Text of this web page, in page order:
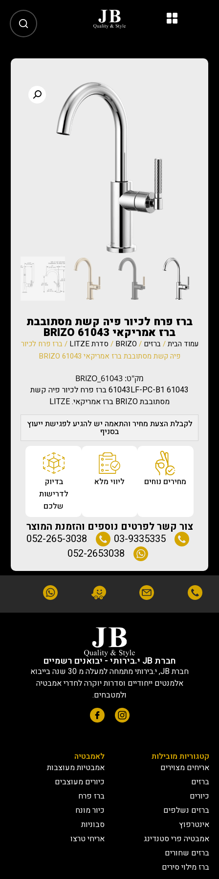
ברז פרח לכיור פיה קשת מסתובבת
ברז אמריקאי BRIZO 61043
עמוד הבית/ברזים /
BRIZO
/ סדרת LITZE
/ ברז פרח לכיור
פיה קשת מסתובבת ברז אמריקאי BRIZO 61043
מק"ט: BRIZO_61043
61043LF-PC-B1 61043 ברז פרח לכיור פיה קשת
מסתובבת BRIZO ברז אמריקאי. LITZE
לקבלת הצעת מחיר והתאמה יש להגיע לפגישת ייעוץ
בסניף
מחירים נוחים ליווי מלא
בדיוק
לדרישות
שלכם
צור קשר לפרטים נוספים והזמנת המוצר
03-9335335
052-265-3038
052-2653038
חברת JB י.בירותי - יבואנים רשמיים
חברת JB, י.בירותי מתמחה למעלה מ 30 שנה בייבוא
אלמנטים ייחודיים וסדרות יוקרה לחדרי אמבטיה
ולמטבחים.
קטגוריות מובילות
אריחים מצוירים
ברזים
כיורים
ברזים נשלפים
אינטרפוץ
אמבטיה פרי סטנדינג
ברזים שחורים
ברז מילוי סירים
לאמבטיה
אמבטיות מעוצבות
כיורים מעוצבים
ברז פרח
כיור מונח
סבוניות
אריחי טרצו